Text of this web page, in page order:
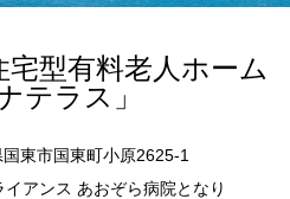
型有料老人ホーム
テラス」
東市国東町小原2625-1
アンス あおぞら病院となり